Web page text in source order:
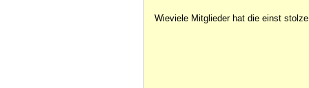
Wieviele Mitglieder hat die einst